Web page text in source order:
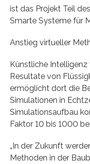
ist das Projekt Teil
Smarte Systeme für
Anstieg virtueller
Künstliche Intelligenz
Resultate von
ermöglicht dort die
Simulationen in
Simulationsaufbau
Faktor 10 bis 1000
„In der Zukunft
Methoden in der